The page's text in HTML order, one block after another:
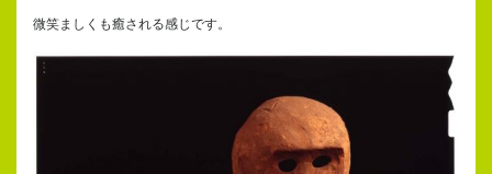
微笑ましくも癒される感じです。